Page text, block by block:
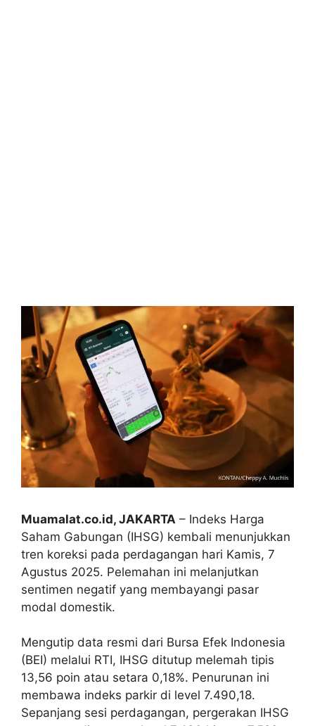
Muamalat.co.id, JAKARTA – Indeks Harga
Saham Gabungan (IHSG) kembali menunjukkan
tren koreksi pada perdagangan hari Kamis, 7
Agustus 2025. Pelemahan ini melanjutkan
sentimen negatif yang membayangi pasar
modal domestik.
Mengutip data resmi dari Bursa Efek Indonesia
(BEI) melalui RTI, IHSG ditutup melemah tipis
13,56 poin atau setara 0,18%. Penurunan ini
membawa indeks parkir di level 7.490,18.
Sepanjang sesi perdagangan, pergerakan IHSG